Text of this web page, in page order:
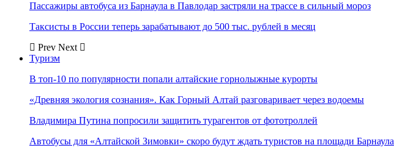
Пассажиры автобуса из Барнаула в Павлодар застряли на трассе в сильный мороз
Таксисты в России теперь зарабатывают до 500 тыс. рублей в месяц
Prev Next
Туризм
В топ-10 по популярности попали алтайские горнолыжные курорты
«Древняя экология сознания». Как Горный Алтай разговаривает через водоемы
Владимира Путина попросили защитить турагентов от фототроллей
Автобусы для «Алтайской Зимовки» скоро будут ждать туристов на площади Барнаула